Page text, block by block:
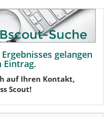
gelangen
Eintrag.
auf Ihren Kontakt,
Scout!